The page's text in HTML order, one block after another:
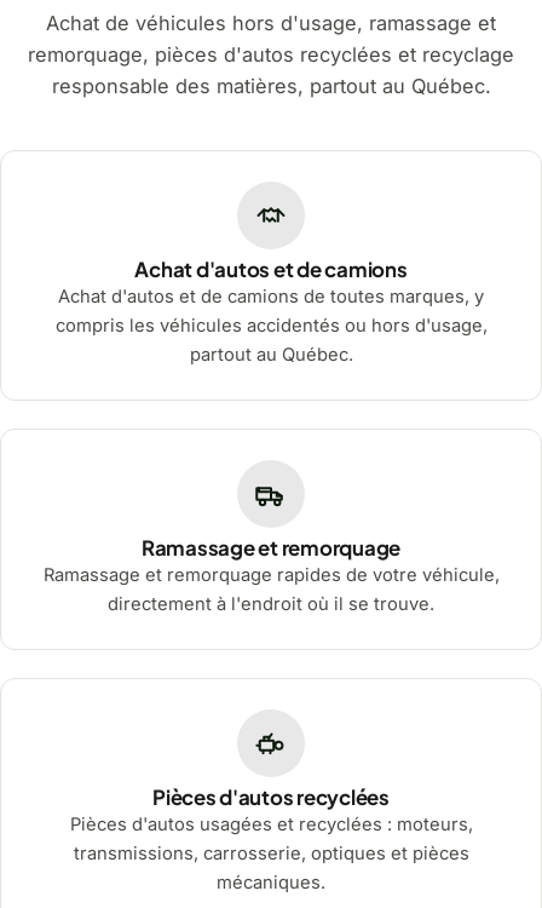
Achat de véhicules hors d'usage, ramassage et
remorquage, pièces d'autos recyclées et recyclage
responsable des matières, partout au Québec.
Achat d'autos et de camions
Achat d'autos et de camions de toutes marques, y
compris les véhicules accidentés ou hors d'usage,
partout au Québec.
Ramassage et remorquage
Ramassage et remorquage rapides de votre véhicule,
directement à l'endroit où il se trouve.
Pièces d'autos recyclées
Pièces d'autos usagées et recyclées : moteurs,
transmissions, carrosserie, optiques et pièces
mécaniques.